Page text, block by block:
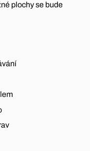
plochy se bude